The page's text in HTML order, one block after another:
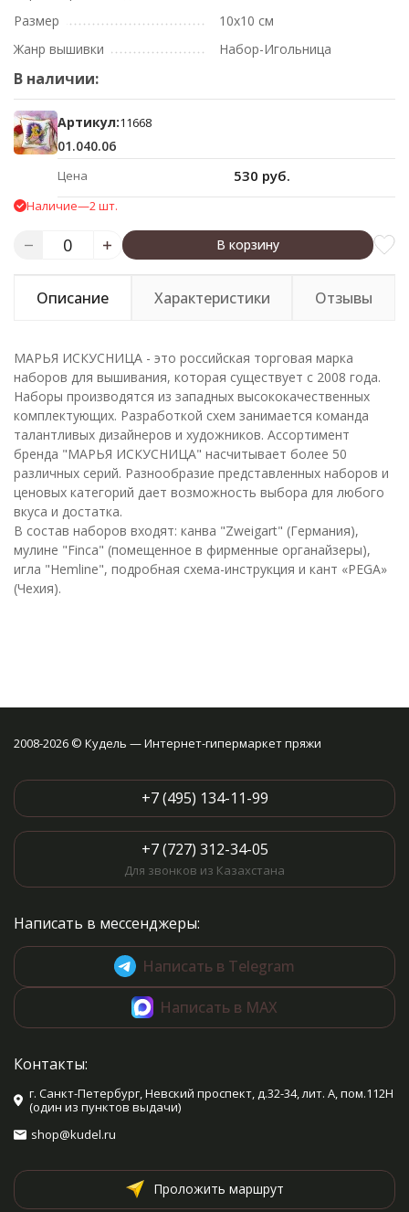
Размер
10х10 см
Жанр вышивки
Набор-Игольница
В наличии:
Артикул:11668
01.040.06
Цена 530 руб.
Наличие—2 шт.
В корзину
Описание Характеристики Отзывы
МАРЬЯ ИСКУСНИЦА - это российская торговая марка
наборов для вышивания, которая существует с 2008 года.
Наборы производятся из западных высококачественных
комплектующих. Разработкой схем занимается команда
талантливых дизайнеров и художников. Ассортимент
бренда "МАРЬЯ ИСКУСНИЦА" насчитывает более 50
различных серий. Разнообразие представленных наборов и
ценовых категорий дает возможность выбора для любого
вкуса и достатка.
В состав наборов входят: канва "Zweigart" (Германия),
мулине "Finca" (помещенное в фирменные органайзеры),
игла "Hemline", подробная схема-инструкция и кант «PEGA»
(Чехия).
2008-2026 © Кудель — Интернет-гипермаркет пряжи
+7 (495) 134-11-99
+7 (727) 312-34-05
Для звонков из Казахстана
Написать в мессенджеры:
Написать в Telegram
Написать в MAX
Контакты:
г. Санкт-Петербург, Невский проспект, д.32-34, лит. А, пом.112Н
(один из пунктов выдачи)
shop@kudel.ru
Проложить маршрут